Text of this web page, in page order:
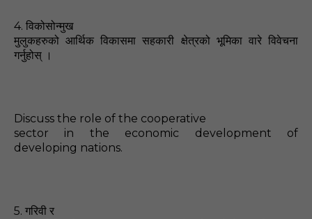
4. विकोसोन्मुख
मुलुकहरुको आर्थिक विकासमा सहकारी क्षेत्रको भूमिका वारे विवेचना
गर्नुहोस्‌ ।
Discuss the role of the cooperative
sector in the economic development of
developing nations.
5. गरिवी र